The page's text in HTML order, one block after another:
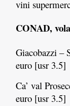
CONAD,
Giacobazzi –
euro [usr 3.5]
Ca’ val
euro [usr 3.5]